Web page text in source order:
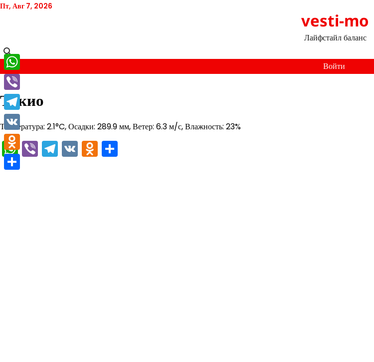
Перейти
Пт, Авг 7, 2026
vesti-mo
Лайфстайл баланс
Войти
Токио
Температура: 2.1°C, Осадки: 289.9 мм, Ветер: 6.3 м/с, Влажность: 23%
WhatsApp
ViberTelegram
VKOdnoklassniki
WhatsApp
Viber
Telegram
VK
Odnoklassniki